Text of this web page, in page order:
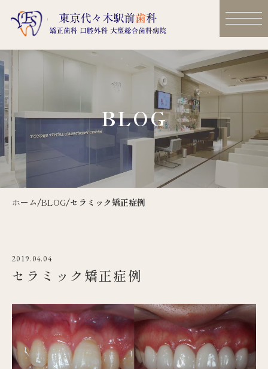
BLOG
ホーム/BLOG/セラミック矯正症例
2019.04.04
セラミック矯正症例